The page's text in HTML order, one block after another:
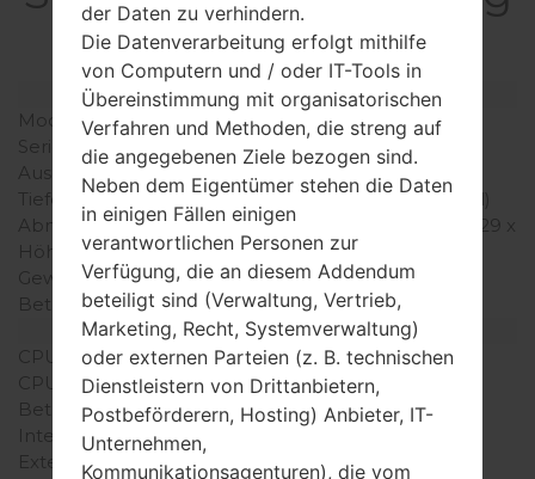
GT-S7350Ultra S
Modell und seine Eigenschaften
Modell
SamsungGT-S7350
Serie
Ultra S
Ausgabe
Mai, 2009
Tiefe
12.6 millimeter (0.50 Zoll)
Abmessungen (Breite /
Höhe)
109 x 50.3 millimeter (4.29 x
1.98Zoll)
Gewicht
110 gramm (3.88 unzen)
Betriebssystem
-
Ausrüstung
CPU
-
CPU-Kerne
-
Betriebsgedächtnis
-
Interner Speicher
Externer Speicher
microSD, zu 16 GB
der Daten zu verhindern.
Die Datenverarbeitung erfolgt mithilfe
von Computern und / oder IT-Tools in
Übereinstimmung mit organisatorischen
Verfahren und Methoden, die streng auf
die angegebenen Ziele bezogen sind.
Neben dem Eigentümer stehen die Daten
in einigen Fällen einigen
verantwortlichen Personen zur
Verfügung, die an diesem Addendum
beteiligt sind (Verwaltung, Vertrieb,
Marketing, Recht, Systemverwaltung)
oder externen Parteien (z. B. technischen
Dienstleistern von Drittanbietern,
Postbeförderern, Hosting) Anbieter, IT-
Unternehmen,
Kommunikationsagenturen), die vom